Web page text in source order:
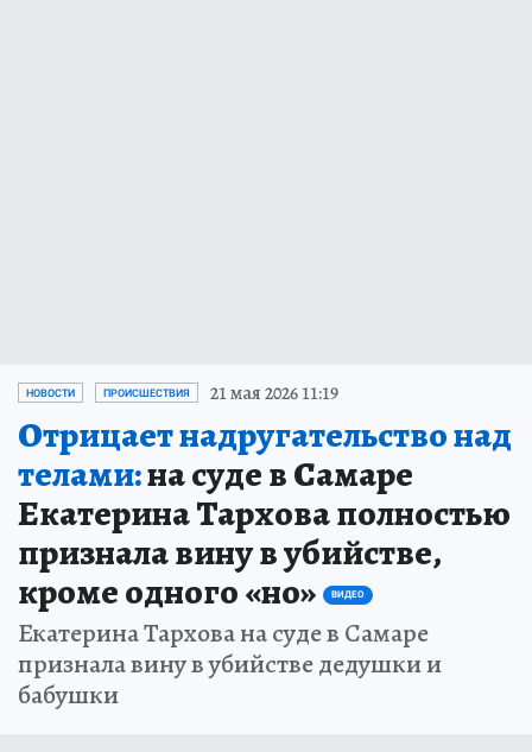
НОВОСТИ ПРОИСШЕСТВИЯ 21 мая 2026 11:19
Отрицает надругательство над
телами:на суде в Самаре
Екатерина Тархова полностью
признала вину в убийстве,
кроме одного «но»
ВИДЕО
Екатерина Тархова на суде в Самаре
признала вину в убийстве дедушки и
бабушки